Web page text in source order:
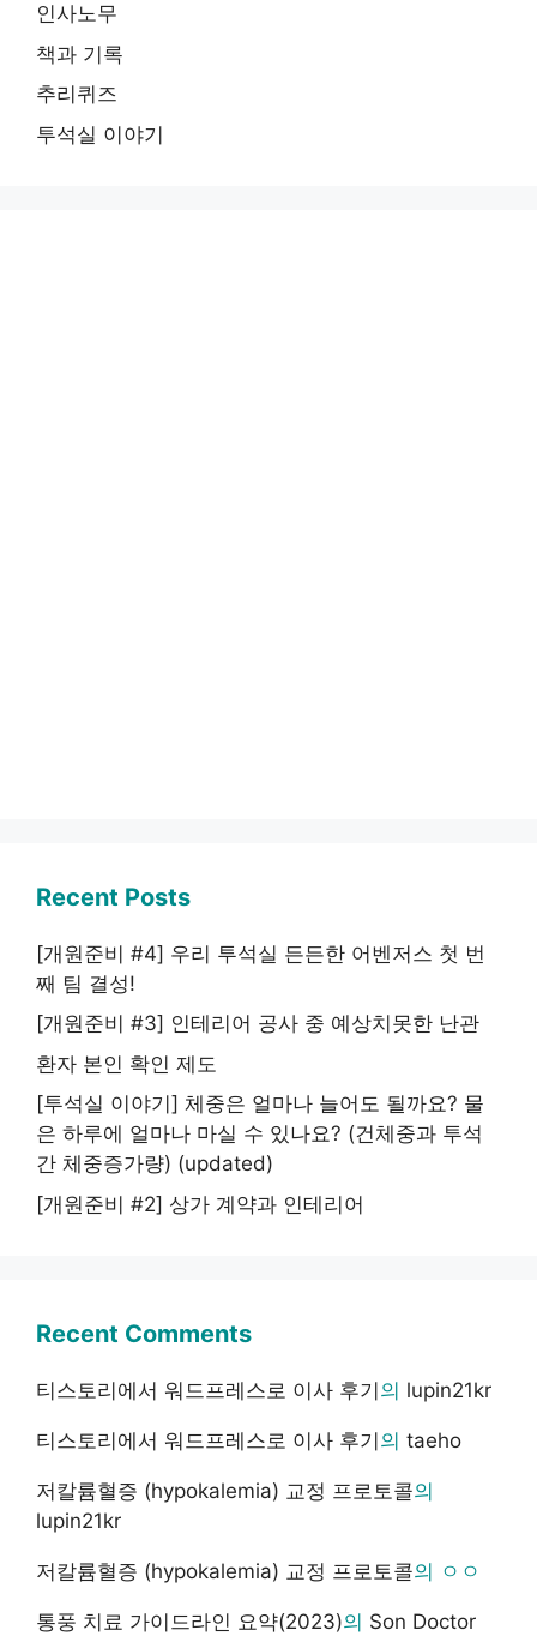
인사노무
책과 기록
추리퀴즈
투석실 이야기
Recent Posts
[개원준비 #4] 우리 투석실 든든한 어벤저스 첫 번
째 팀 결성!
[개원준비 #3] 인테리어 공사 중 예상치못한 난관
환자 본인 확인 제도
[투석실 이야기] 체중은 얼마나 늘어도 될까요? 물
은 하루에 얼마나 마실 수 있나요? (건체중과 투석
간 체중증가량) (updated)
[개원준비 #2] 상가 계약과 인테리어
Recent Comments
티스토리에서 워드프레스로 이사 후기의 lupin21kr
티스토리에서 워드프레스로 이사 후기의 taeho
저칼륨혈증 (hypokalemia) 교정 프로토콜의
lupin21kr
저칼륨혈증 (hypokalemia) 교정 프로토콜의 ㅇㅇ
통풍 치료 가이드라인 요약(2023)의 Son Doctor